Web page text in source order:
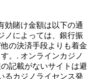
効賭け金額は以下の通
ノによっては、銀行振
の決済手段よりも着金
。. オンラインカジノ
記載がないサイトは避
るカジノライセンス発